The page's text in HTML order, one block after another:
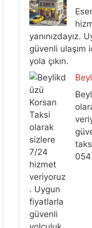
yanınızdayız.
güvenli ulaşım
yola çıkın.